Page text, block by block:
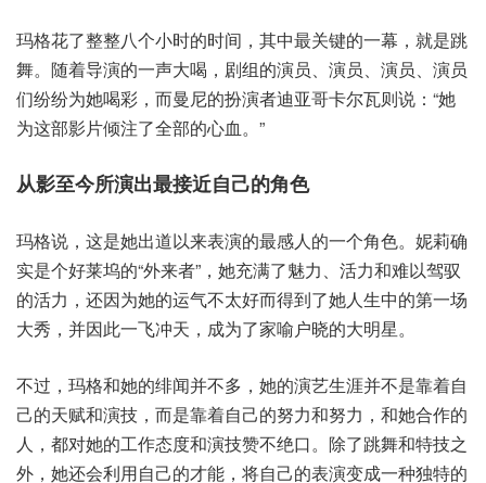
玛格花了整整八个小时的时间，其中最关键的一幕，就是跳
舞。随着导演的一声大喝，剧组的演员、演员、演员、演员
们纷纷为她喝彩，而曼尼的扮演者迪亚哥卡尔瓦则说：“她
为这部影片倾注了全部的心血。”
从影至今所演出最接近自己的角色
玛格说，这是她出道以来表演的最感人的一个角色。妮莉确
实是个好莱坞的“外来者”，她充满了魅力、活力和难以驾驭
的活力，还因为她的运气不太好而得到了她人生中的第一场
大秀，并因此一飞冲天，成为了家喻户晓的大明星。
不过，玛格和她的绯闻并不多，她的演艺生涯并不是靠着自
己的天赋和演技，而是靠着自己的努力和努力，和她合作的
人，都对她的工作态度和演技赞不绝口。除了跳舞和特技之
外，她还会利用自己的才能，将自己的表演变成一种独特的